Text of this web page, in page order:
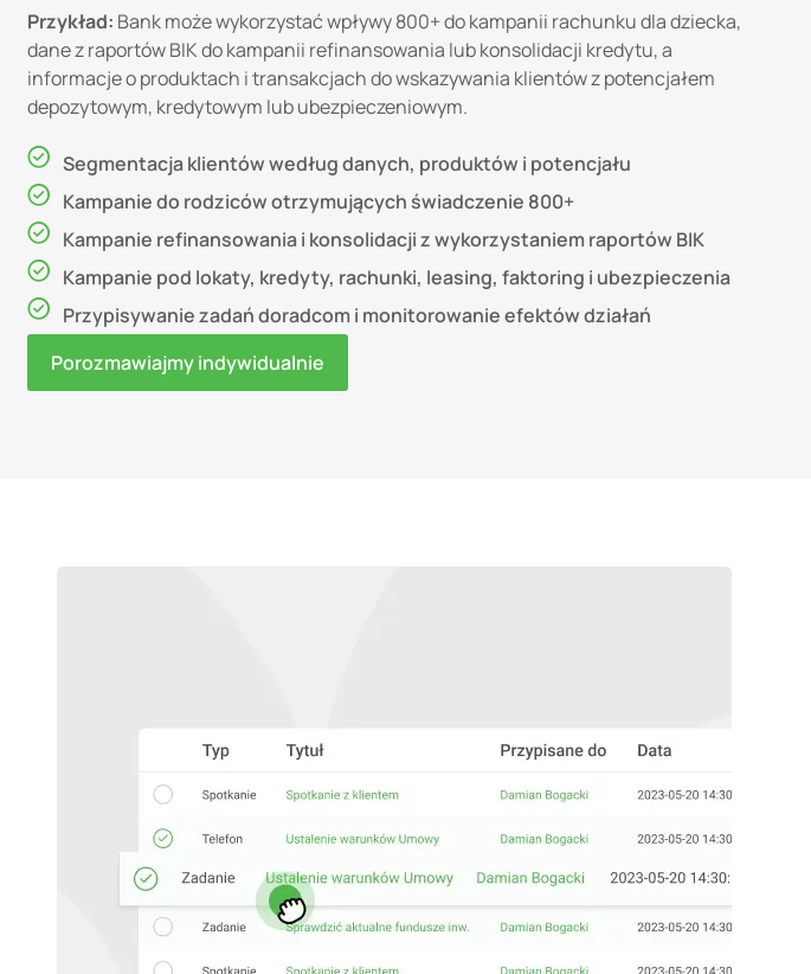
Przykład: Bank może wykorzystać wpływy 800+ do kampanii rachunku dla dziecka,
dane z raportów BIK do kampanii refinansowania lub konsolidacji kredytu, a
informacje o produktach i transakcjach do wskazywania klientów z potencjałem
depozytowym, kredytowym lub ubezpieczeniowym.
Segmentacja klientów według danych, produktów i potencjału
Kampanie do rodziców otrzymujących świadczenie 800+
Kampanie refinansowania i konsolidacji z wykorzystaniem raportów BIK
Kampanie pod lokaty, kredyty, rachunki, leasing, faktoring i ubezpieczenia
Przypisywanie zadań doradcom i monitorowanie efektów działań
Porozmawiajmy indywidualnie